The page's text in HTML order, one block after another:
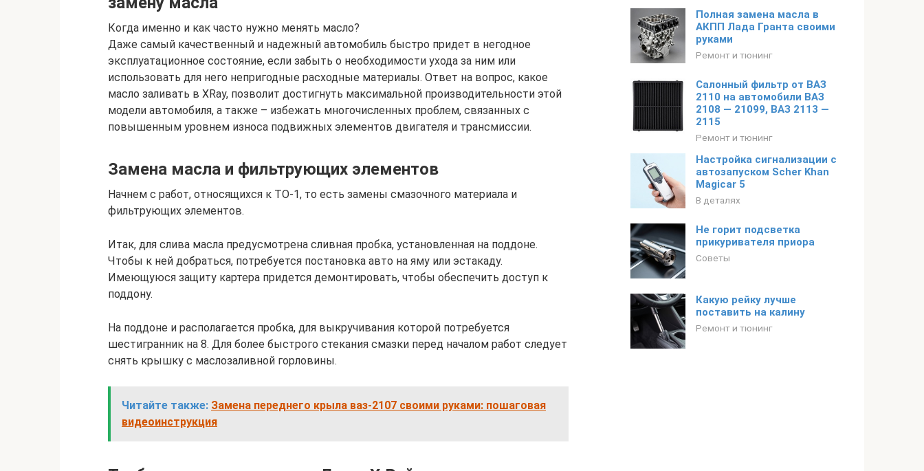
Когда именно и как часто нужно менять масло?
Даже самый качественный и надежный автомобиль быстро придет в негодное
эксплуатационное состояние, если забыть о необходимости ухода за ним или
использовать для него непригодные расходные материалы. Ответ на вопрос, какое
масло заливать в XRay, позволит достигнуть максимальной производительности этой
модели автомобиля, а также – избежать многочисленных проблем, связанных с
повышенным уровнем износа подвижных элементов двигателя и трансмиссии.
Замена масла и фильтрующих элементов
Начнем с работ, относящихся к ТО-1, то есть замены смазочного материала и
фильтрующих элементов.
Итак, для слива масла предусмотрена сливная пробка, установленная на поддоне.
Чтобы к ней добраться, потребуется постановка авто на яму или эстакаду.
Имеющуюся защиту картера придется демонтировать, чтобы обеспечить доступ к
поддону.
На поддоне и располагается пробка, для выкручивания которой потребуется
шестигранник на 8. Для более быстрого стекания смазки перед началом работ следует
снять крышку с маслозаливной горловины.
Читайте также: Замена переднего крыла ваз-2107 своими руками: пошаговая
видеоинструкция
Полная замена масла в
АКПП Лада Гранта своими
руками
Ремонт и тюнинг
Салонный фильтр от ВАЗ
2110 на автомобили ВАЗ
2108 — 21099, ВАЗ 2113 —
2115
Ремонт и тюнинг
Настройка сигнализации с
автозапуском Scher Khan
Magicar 5
В деталях
Не горит подсветка
прикуривателя приора
Советы
Какую рейку лучше
поставить на калину
Ремонт и тюнинг